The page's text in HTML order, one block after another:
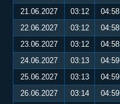
21.06.2027
03:12 04:58
22.06.2027
03:12 04:58
23.06.2027
03:12 04:58
24.06.2027
03:13 04:59
25.06.2027
03:13 04:59
26.06.2027
03:14 04:59